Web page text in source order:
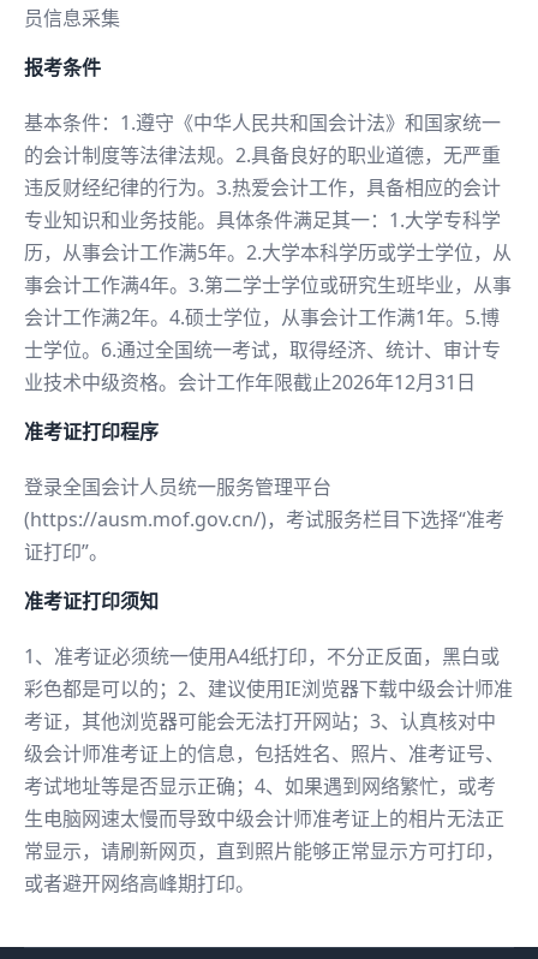
员信息采集
报考条件
基本条件：1.遵守《中华人民共和国会计法》和国家统一
的会计制度等法律法规。2.具备良好的职业道德，无严重
违反财经纪律的行为。3.热爱会计工作，具备相应的会计
专业知识和业务技能。具体条件满足其一：1.大学专科学
历，从事会计工作满5年。2.大学本科学历或学士学位，从
事会计工作满4年。3.第二学士学位或研究生班毕业，从事
会计工作满2年。4.硕士学位，从事会计工作满1年。5.博
士学位。6.通过全国统一考试，取得经济、统计、审计专
业技术中级资格。会计工作年限截止2026年12月31日
准考证打印程序
登录全国会计人员统一服务管理平台
(https://ausm.mof.gov.cn/)，考试服务栏目下选择“准考
证打印”。
准考证打印须知
1、准考证必须统一使用A4纸打印，不分正反面，黑白或
彩色都是可以的；2、建议使用IE浏览器下载中级会计师准
考证，其他浏览器可能会无法打开网站；3、认真核对中
级会计师准考证上的信息，包括姓名、照片、准考证号、
考试地址等是否显示正确；4、如果遇到网络繁忙，或考
生电脑网速太慢而导致中级会计师准考证上的相片无法正
常显示，请刷新网页，直到照片能够正常显示方可打印，
或者避开网络高峰期打印。